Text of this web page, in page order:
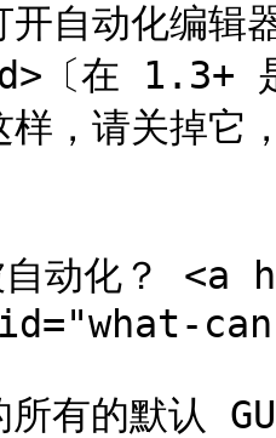
开自动化编辑
〔在 1.3+
样，请关掉它
自动化？
所有的默认